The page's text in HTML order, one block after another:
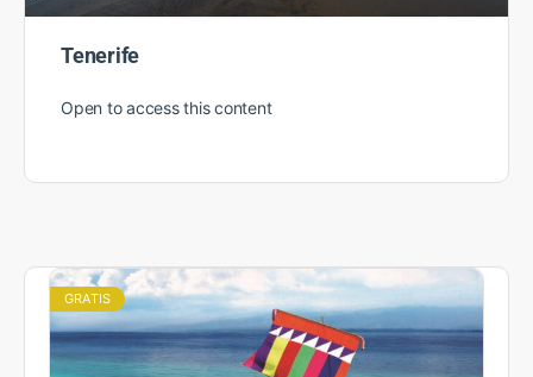
Tenerife
Open to access this content
GRATIS